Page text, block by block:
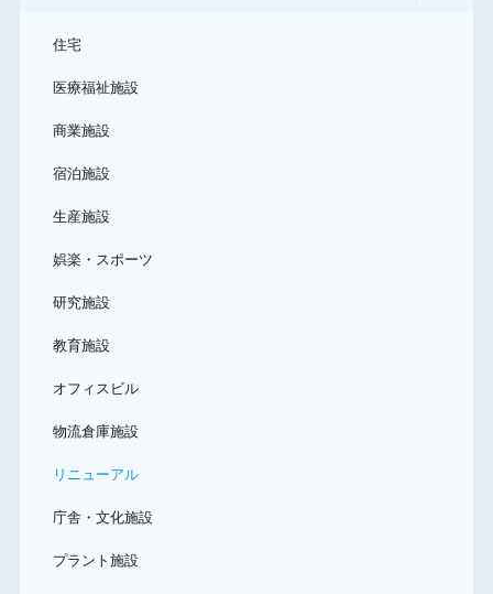
住宅
医療福祉施設
商業施設
宿泊施設
生産施設
娯楽・スポーツ
研究施設
教育施設
オフィスビル
物流倉庫施設
リニューアル
庁舎・文化施設
プラント施設